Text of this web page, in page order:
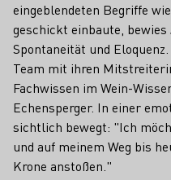
eingeblendeten Begriffe
geschickt einbaute,
Spontaneität und
Team mit ihren
Fachwissen im Wein-
Echensperger. In einer
sichtlich bewegt: "Ich
und auf meinem Weg bis
Krone anstoßen."